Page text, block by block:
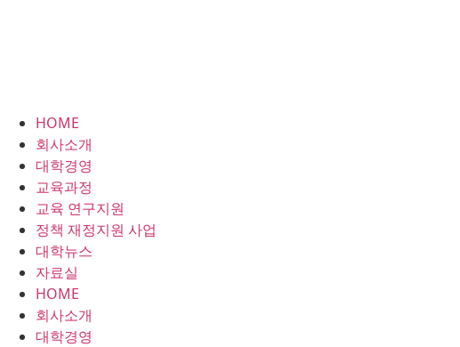
HOME
회사소개
대학경영
교육과정
교육 연구지원
정책 재정지원 사업
대학뉴스
자료실
HOME
회사소개
대학경영